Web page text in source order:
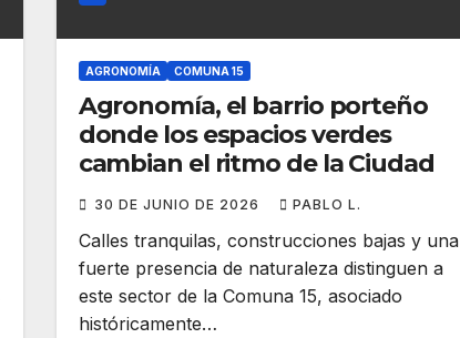
AGRONOMÍA COMUNA 15
Agronomía, el barrio porteño
donde los espacios verdes
cambian el ritmo de la Ciudad
30 DE JUNIO DE 2026 PABLO L.
Calles tranquilas, construcciones bajas y una
fuerte presencia de naturaleza distinguen a
este sector de la Comuna 15, asociado
históricamente…